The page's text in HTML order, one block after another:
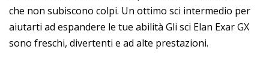
che non subiscono colpi. Un ottimo sci intermedio per
aiutarti ad espandere le tue abilità Gli sci Elan Exar GX
sono freschi, divertenti e ad alte prestazioni.